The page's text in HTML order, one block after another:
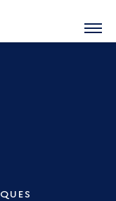
Menu